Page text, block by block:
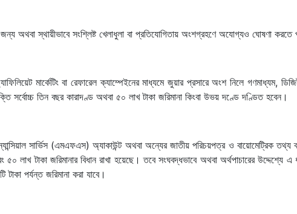
অথবা স্থায়ীভাবে সংশ্লিষ্ট খেলাধুলা বা প্রতিযোগিতায় অংশগ্রহণে অযোগ্যও ঘোষণা করতে
মার্কেটিং বা রেফারেল ক্যাম্পেইনের মাধ্যমে জুয়ার প্রসারে অংশ নিলে গণমাধ্যম,
সর্বোচ্চ তিন বছর কারাদণ্ড অথবা ৫০ লাখ টাকা জরিমানা কিংবা উভয় দণ্ডে দণ্ডিত হবেন।
সার্ভিস (এমএফএস) অ্যাকাউন্ট অথবা অন্যের জাতীয় পরিচয়পত্র ও বায়োমেট্রিক তথ্য
লাখ টাকা জরিমানার বিধান রাখা হয়েছে। তবে সংঘবদ্ধভাবে অথবা অর্থপাচারের উদ্দেশ্যে
পর্যন্ত জরিমানা করা যাবে।